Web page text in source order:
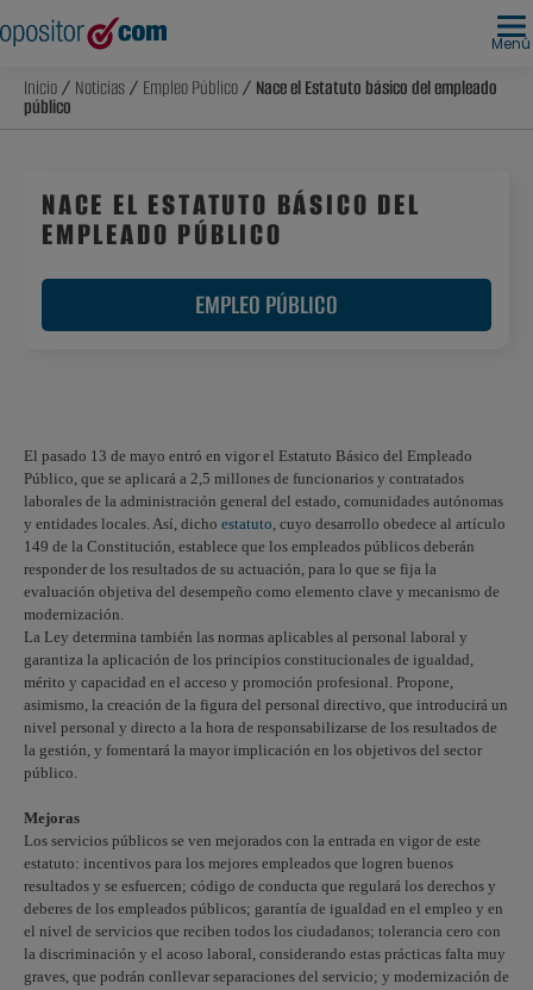
Menú
Inicio/ Noticias/ Empleo Público/ Nace el Estatuto básico del empleado
público
NACE EL ESTATUTO BÁSICO DEL
EMPLEADO PÚBLICO
EMPLEO PÚBLICO
El pasado 13 de mayo entró en vigor el Estatuto Básico del Empleado
Público, que se aplicará a 2,5 millones de funcionarios y contratados
laborales de la administración general del estado, comunidades autónomas
y entidades locales. Así, dicho estatuto, cuyo desarrollo obedece al artículo
149 de la Constitución, establece que los empleados públicos deberán
responder de los resultados de su actuación, para lo que se fija la
evaluación objetiva del desempeño como elemento clave y mecanismo de
modernización.
La Ley determina también las normas aplicables al personal laboral y
garantiza la aplicación de los principios constitucionales de igualdad,
mérito y capacidad en el acceso y promoción profesional. Propone,
asimismo, la creación de la figura del personal directivo, que introducirá un
nivel personal y directo a la hora de responsabilizarse de los resultados de
la gestión, y fomentará la mayor implicación en los objetivos del sector
público.
Mejoras
Los servicios públicos se ven mejorados con la entrada en vigor de este
estatuto: incentivos para los mejores empleados que logren buenos
resultados y se esfuercen; código de conducta que regulará los derechos y
deberes de los empleados públicos; garantía de igualdad en el empleo y en
el nivel de servicios que reciben todos los ciudadanos; tolerancia cero con
la discriminación y el acoso laboral, considerando estas prácticas falta muy
graves, que podrán conllevar separaciones del servicio; y modernización de